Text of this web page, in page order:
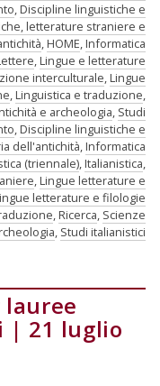
,Discipline linguistiche e
letterature straniere e
,HOME,Informatica
,Lingue e letterature
interculturale,Lingue
,Linguistica e traduzione,
e archeologia, Studi
,Discipline linguistiche e
dell'antichità,Informatica
(triennale),Italianistica,
,Lingue letterature e
letterature e filologie
,Ricerca, Scienze
, Studi italianistici
lauree
| 21 luglio